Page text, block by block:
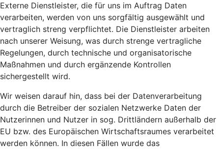
Externe Dienstleister, die für uns im Auftrag Daten
verarbeiten, werden von uns sorgfältig ausgewählt und
vertraglich streng verpflichtet. Die Dienstleister arbeiten
nach unserer Weisung, was durch strenge vertragliche
Regelungen, durch technische und organisatorische
Maßnahmen und durch ergänzende Kontrollen
sichergestellt wird.
Wir weisen darauf hin, dass bei der Datenverarbeitung
durch die Betreiber der sozialen Netzwerke Daten der
Nutzerinnen und Nutzer in sog. Drittländern außerhalb der
EU bzw. des Europäischen Wirtschaftsraumes verarbeitet
werden können. In diesen Fällen wurde das